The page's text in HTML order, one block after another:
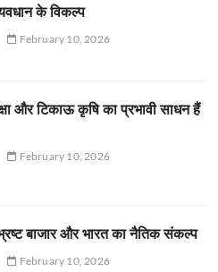
के विकल्प
February 10, 2026
और टिकाऊ कृषि का प्रभावी साधन हैं
February 10, 2026
बाजार और भारत का नैतिक संकल्प
February 10, 2026